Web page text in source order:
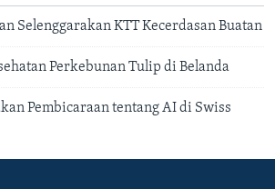
Selenggarakan KTT Kecerdasan Buatan
Perkebunan Tulip di Belanda
Pembicaraan tentang AI di Swiss